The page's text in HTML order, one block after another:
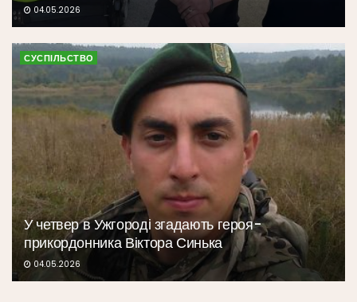
04.05.2026
СУСПІЛЬСТВО
У четвер в Ужгороді згадають героя-
прикордонника Віктора Синька
04.05.2026